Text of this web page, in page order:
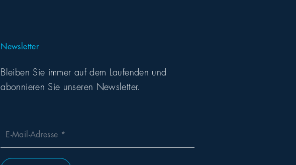
Newsletter
Bleiben Sie immer auf dem Laufenden und
abonnieren Sie unseren Newsletter.
E-Mail-Adresse